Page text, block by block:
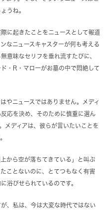
うね。
に起きたことをニュースとして報道
なニュースキャスターが何も考える
意味なセリフを垂れ流すたびに、
・R・マローがお墓の中で悶絶して
やニュースではありません。メディ
応を決め、そのために慎重に選ん
メディアは、彼らが言いたいことを
から空が落ちてきている」と叫ぶ
ことないのに、とてつもなく有害
浴びせられているのです。
、私は、今は大変な時代ではない